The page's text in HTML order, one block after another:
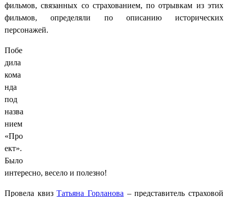
фильмов, связанных со страхованием, по отрывкам из этих
фильмов, определяли по описанию исторических
персонажей.
Побе
дила
кома
нда
под
назва
нием
«Про
ект».
Было
интересно, весело и полезно!
Провела квизТатьяна Горланова – представитель страховой